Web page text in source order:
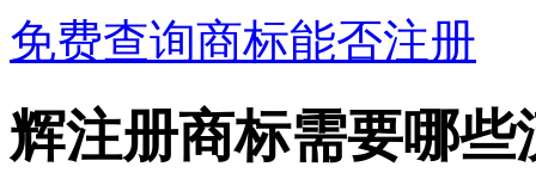
免费查询商标能否注册
辉注册商标需要哪些